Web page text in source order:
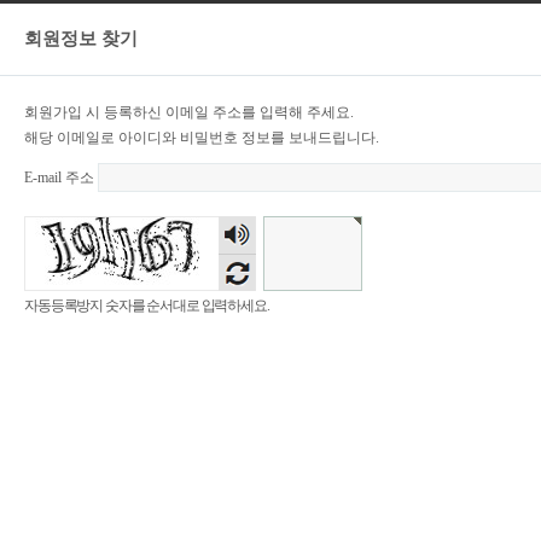
회원정보 찾기
회원가입 시 등록하신 이메일 주소를 입력해 주세요.
해당 이메일로 아이디와 비밀번호 정보를 보내드립니다.
E-mail 주소
숫자
음성
듣기
자동등록방지 숫자를 순서대로 입력하세요.